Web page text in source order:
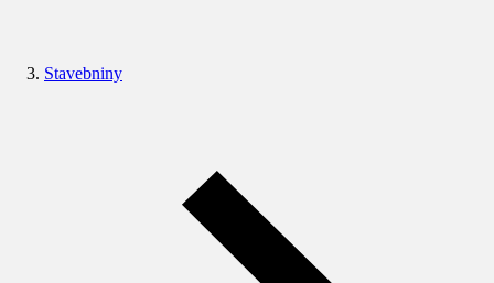
Stavebniny